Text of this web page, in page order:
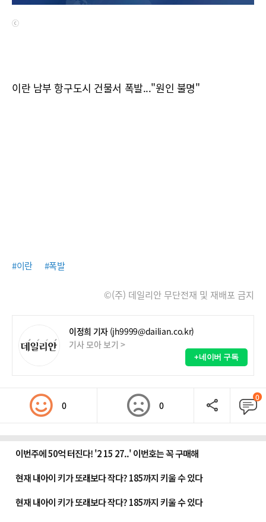
ⓒ
이란 남부 항구도시 건물서 폭발..."원인 불명"
#이란 #폭발
©(주) 데일리안 무단전재 및 재배포 금지
이정희 기자 (jh9999@dailian.co.kr)
기사 모아 보기 >
+네이버 구독
0 0
0